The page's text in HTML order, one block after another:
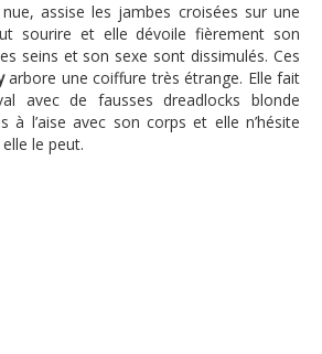
assise les jambes croisées sur une
sourire et elle dévoile fièrement son
seins et son sexe sont dissimulés. Ces
arbore une coiffure très étrange. Elle fait
avec de fausses dreadlocks blonde
à l’aise avec son corps et elle n’hésite
le peut.